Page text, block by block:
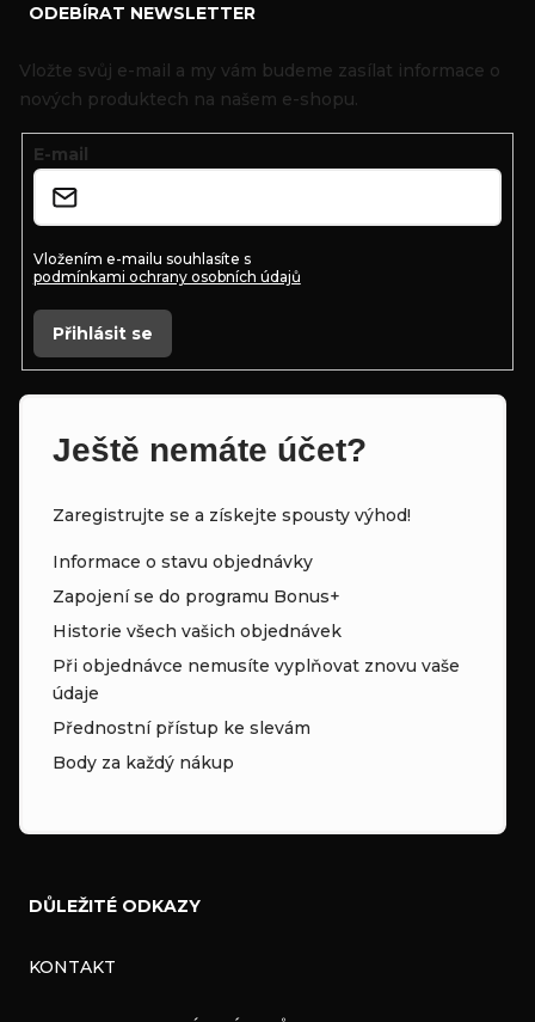
ODEBÍRAT NEWSLETTER
Vložte svůj e-mail a my vám budeme zasílat informace o
nových produktech na našem e-shopu.
E-mail
Vložením e-mailu souhlasíte s
podmínkami ochrany osobních údajů
Přihlásit se
Ještě nemáte účet?
Zaregistrujte se a získejte spousty výhod!
Informace o stavu objednávky
Zapojení se do programu Bonus+
Historie všech vašich objednávek
Při objednávce nemusíte vyplňovat znovu vaše
údaje
Přednostní přístup ke slevám
Body za každý nákup
DŮLEŽITÉ ODKAZY
KONTAKT